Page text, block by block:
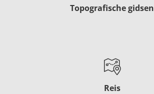
Topografische gidsen
Reis